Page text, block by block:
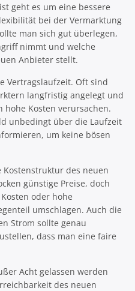
geht es um eine bessere
bei der Vermarktung
man sich gut überlegen,
nimmt und welche
Anbieter stellt.
Vertragslaufzeit. Oft sind
langfristig angelegt und
hohe Kosten verursachen.
unbedingt über die Laufzeit
um keine bösen
Kostenstruktur des neuen
günstige Preise, doch
oder hohe
umschlagen. Auch die
Strom sollte genau
dass man eine faire
Acht gelassen werden
des neuen